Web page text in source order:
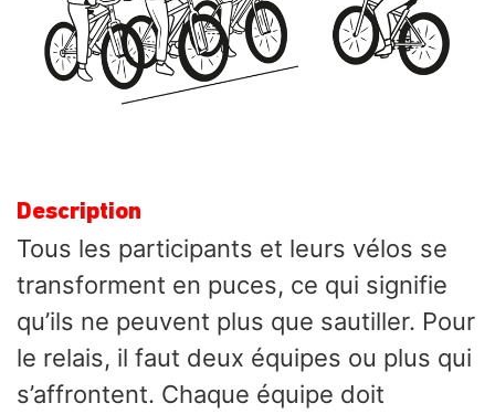
Description
Tous les participants et leurs vélos se
transforment en puces, ce qui signifie
qu’ils ne peuvent plus que sautiller. Pour
le relais, il faut deux équipes ou plus qui
s’affrontent. Chaque équipe doit